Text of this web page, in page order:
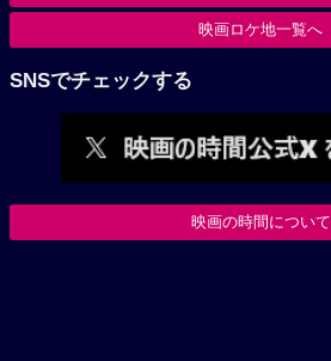
映画ロケ地一覧へ
SNSでチェックする
映画の時間について